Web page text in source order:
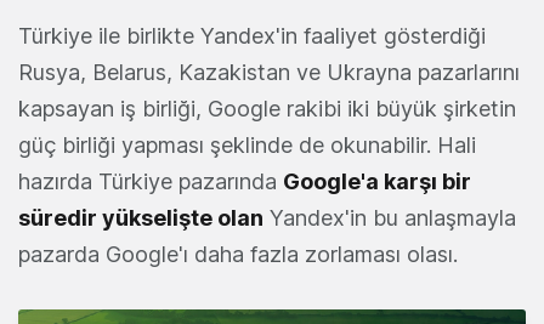
Türkiye ile birlikte Yandex'in faaliyet gösterdiği
Rusya, Belarus, Kazakistan ve Ukrayna pazarlarını
kapsayan iş birliği, Google rakibi iki büyük şirketin
güç birliği yapması şeklinde de okunabilir. Hali
hazırda Türkiye pazarında Google'a karşı bir
süredir yükselişte olan Yandex'in bu anlaşmayla
pazarda Google'ı daha fazla zorlaması olası.